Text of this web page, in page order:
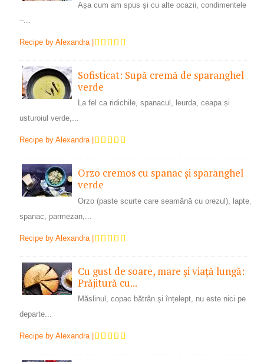
Așa cum am spus și cu alte ocazii, condimentele
–...
Recipe by Alexandra|
Sofisticat: Supă cremă de sparanghel
verde
La fel ca ridichile, spanacul, leurda, ceapa și
usturoiul verde,...
Recipe by Alexandra|
Orzo cremos cu spanac și sparanghel
verde
Orzo (paste scurte care seamănă cu orezul), lapte,
spanac, parmezan,...
Recipe by Alexandra|
Cu gust de soare, mare și viață lungă:
Prăjitură cu...
Măslinul, copac bătrân și înțelept, nu este nici pe
departe...
Recipe by Alexandra|